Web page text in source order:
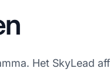
Het SkyLead